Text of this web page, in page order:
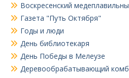
Воскресенский
Газета "Путь Октября"
Годы и люди
День библиотекаря
День Победы в Мелеузе
Деревообрабатывающий